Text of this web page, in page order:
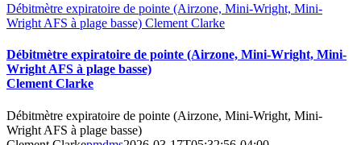
Débitmètre expiratoire de pointe (Airzone, Mini-Wright, Mini-
Wright AFS à plage basse) Clement Clarke
Débitmètre expiratoire de pointe (Airzone, Mini-Wright, Mini-
Wright AFS à plage basse)
Clement Clarke
Débitmètre expiratoire de pointe (Airzone, Mini-Wright, Mini-
Wright AFS à plage basse)